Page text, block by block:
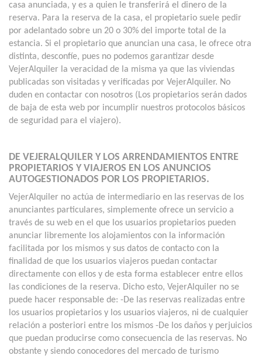
casa anunciada, y es a quien le transferirá el dinero de la
reserva. Para la reserva de la casa, el propietario suele pedir
por adelantado sobre un 20 o 30% del importe total de la
estancia. Si el propietario que anuncian una casa, le ofrece otra
distinta, desconfíe, pues no podemos garantizar desde
VejerAlquiler la veracidad de la misma ya que las viviendas
publicadas son visitadas y verificadas por VejerAlquiler. No
duden en contactar con nosotros (Los propietarios serán dados
de baja de esta web por incumplir nuestros protocolos básicos
de seguridad para el viajero).
DE VEJERALQUILER Y LOS ARRENDAMIENTOS ENTRE
PROPIETARIOS Y VIAJEROS EN LOS ANUNCIOS
AUTOGESTIONADOS POR LOS PROPIETARIOS.
VejerAlquiler no actúa de intermediario en las reservas de los
anunciantes particulares, simplemente ofrece un servicio a
través de su web en el que los usuarios propietarios pueden
anunciar libremente los alojamientos con la información
facilitada por los mismos y sus datos de contacto con la
finalidad de que los usuarios viajeros puedan contactar
directamente con ellos y de esta forma establecer entre ellos
las condiciones de la reserva. Dicho esto, VejerAlquiler no se
puede hacer responsable de: -De las reservas realizadas entre
los usuarios propietarios y los usuarios viajeros, ni de cualquier
relación a posteriori entre los mismos -De los daños y perjuicios
que puedan producirse como consecuencia de las reservas. No
obstante y siendo conocedores del mercado de turismo